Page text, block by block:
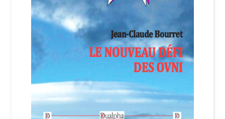
Panier
Politique de confidentialité et cookies
Qui sommes-nous ?
Soutien à Philippe Randa
Suivi de la Commande